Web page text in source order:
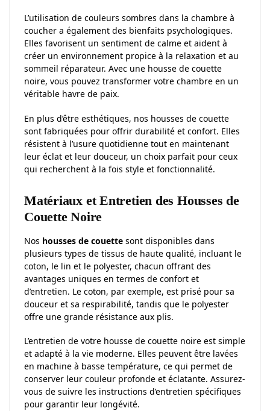
L’utilisation de couleurs sombres dans la chambre à
coucher a également des bienfaits psychologiques.
Elles favorisent un sentiment de calme et aident à
créer un environnement propice à la relaxation et au
sommeil réparateur. Avec une housse de couette
noire, vous pouvez transformer votre chambre en un
véritable havre de paix.
En plus d’être esthétiques, nos housses de couette
sont fabriquées pour offrir durabilité et confort. Elles
résistent à l’usure quotidienne tout en maintenant
leur éclat et leur douceur, un choix parfait pour ceux
qui recherchent à la fois style et fonctionnalité.
Matériaux et Entretien des Housses de
Couette Noire
Nos housses de couette sont disponibles dans
plusieurs types de tissus de haute qualité, incluant le
coton, le lin et le polyester, chacun offrant des
avantages uniques en termes de confort et
d’entretien. Le coton, par exemple, est prisé pour sa
douceur et sa respirabilité, tandis que le polyester
offre une grande résistance aux plis.
L’entretien de votre housse de couette noire est simple
et adapté à la vie moderne. Elles peuvent être lavées
en machine à basse température, ce qui permet de
conserver leur couleur profonde et éclatante. Assurez-
vous de suivre les instructions d’entretien spécifiques
pour garantir leur longévité.